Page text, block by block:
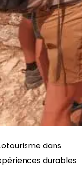
dans
durables